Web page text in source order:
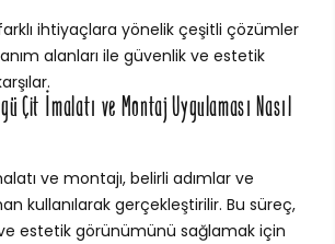
ihtiyaçlara yönelik çeşitli çözümler
alanları ile güvenlik ve estetik
Çit İmalatı ve Montaj Uygulaması Nasıl
ve montajı, belirli adımlar ve
kullanılarak gerçekleştirilir. Bu süreç,
estetik görünümünü sağlamak için